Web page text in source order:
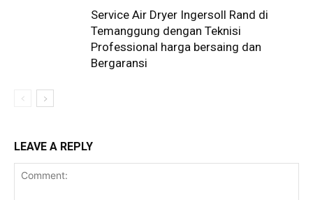
Service Air Dryer Ingersoll Rand di
Temanggung dengan Teknisi
Professional harga bersaing dan
Bergaransi
LEAVE A REPLY